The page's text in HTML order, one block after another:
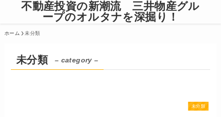
不動産投資の新潮流 三井物産グル
ープのオルタナを深掘り！
ホーム 未分類
未分類 – category –
未分類